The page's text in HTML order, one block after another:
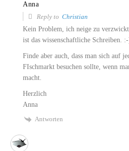
Anna
Reply to Christian
Kein Problem, ich neige zu
ist das wissenschaftliche Schreiben.
Finde aber auch, dass man sich auf
FIschmarkt besuchen sollte, wenn
macht.
Herzlich
Anna
Antworten